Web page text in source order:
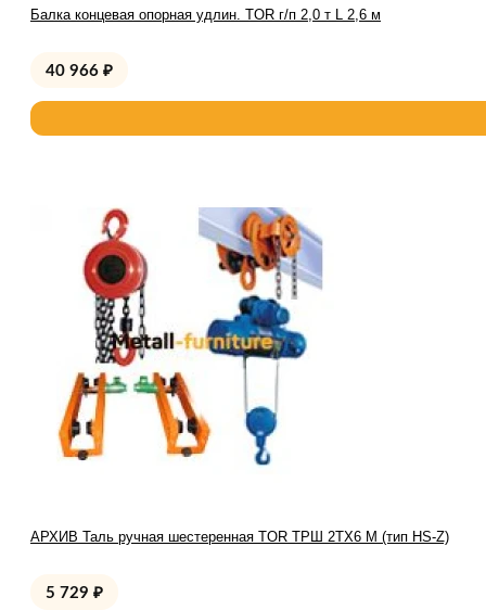
Балка концевая опорная удлин. TOR г/п 2,0 т L 2,6 м
40 966 ₽
АРХИВ Таль ручная шестеренная TOR ТРШ 2ТХ6 М (тип HS-Z)
5 729 ₽